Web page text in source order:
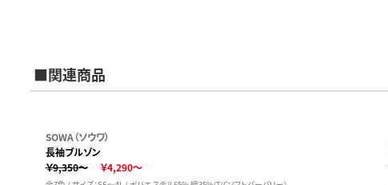
■関連商品
SOWA（ソウワ）
長袖ブルゾン
￥9,350～
￥4,290～